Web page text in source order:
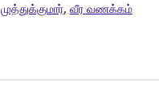
முத்துக்குமார், வீர வணக்கம்